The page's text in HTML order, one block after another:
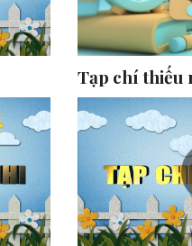
Tạp chí thiếu